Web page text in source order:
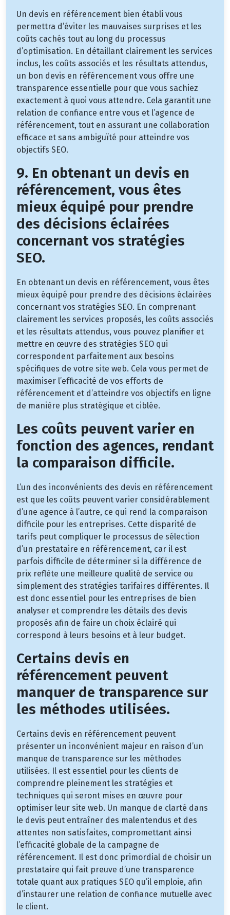
Un devis en référencement bien établi vous
permettra d’éviter les mauvaises surprises et les
coûts cachés tout au long du processus
d’optimisation. En détaillant clairement les services
inclus, les coûts associés et les résultats attendus,
un bon devis en référencement vous offre une
transparence essentielle pour que vous sachiez
exactement à quoi vous attendre. Cela garantit une
relation de confiance entre vous et l’agence de
référencement, tout en assurant une collaboration
efficace et sans ambiguïté pour atteindre vos
objectifs SEO.
9. En obtenant un devis en
référencement, vous êtes
mieux équipé pour prendre
des décisions éclairées
concernant vos stratégies
SEO.
En obtenant un devis en référencement, vous êtes
mieux équipé pour prendre des décisions éclairées
concernant vos stratégies SEO. En comprenant
clairement les services proposés, les coûts associés
et les résultats attendus, vous pouvez planifier et
mettre en œuvre des stratégies SEO qui
correspondent parfaitement aux besoins
spécifiques de votre site web. Cela vous permet de
maximiser l’efficacité de vos efforts de
référencement et d’atteindre vos objectifs en ligne
de manière plus stratégique et ciblée.
Les coûts peuvent varier en
fonction des agences, rendant
la comparaison difficile.
L’un des inconvénients des devis en référencement
est que les coûts peuvent varier considérablement
d’une agence à l’autre, ce qui rend la comparaison
difficile pour les entreprises. Cette disparité de
tarifs peut compliquer le processus de sélection
d’un prestataire en référencement, car il est
parfois difficile de déterminer si la différence de
prix reflète une meilleure qualité de service ou
simplement des stratégies tarifaires différentes. Il
est donc essentiel pour les entreprises de bien
analyser et comprendre les détails des devis
proposés afin de faire un choix éclairé qui
correspond à leurs besoins et à leur budget.
Certains devis en
référencement peuvent
manquer de transparence sur
les méthodes utilisées.
Certains devis en référencement peuvent
présenter un inconvénient majeur en raison d’un
manque de transparence sur les méthodes
utilisées. Il est essentiel pour les clients de
comprendre pleinement les stratégies et
techniques qui seront mises en œuvre pour
optimiser leur site web. Un manque de clarté dans
le devis peut entraîner des malentendus et des
attentes non satisfaites, compromettant ainsi
l’efficacité globale de la campagne de
référencement. Il est donc primordial de choisir un
prestataire qui fait preuve d’une transparence
totale quant aux pratiques SEO qu’il emploie, afin
d’instaurer une relation de confiance mutuelle avec
le client.